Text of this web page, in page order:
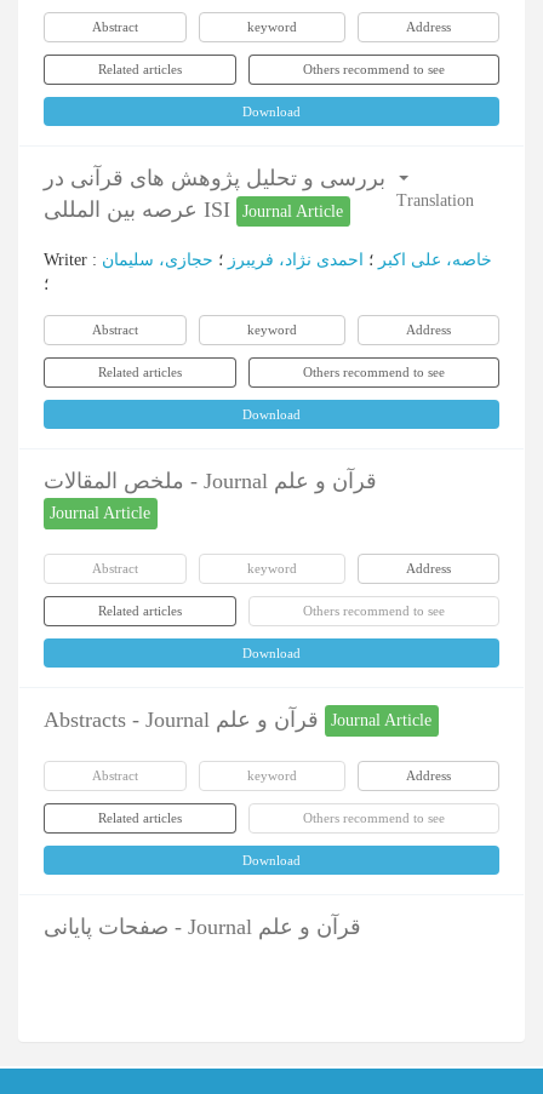
Abstract keyword Address
Related articles Others recommend to see
Download
بررسی و تحلیل پژوهش های قرآنی در
عرصه بین المللی ISI
Journal Article
Translation
Writer : خاصه، علی اکبر ؛ احمدی نژاد، فریبرز ؛ حجازی، سلیمان
؛
Abstract keyword Address
Related articles Others recommend to see
Download
ملخص المقالات - Journal قرآن و علم
Journal Article
Abstract keyword Address
Related articles Others recommend to see
Download
Journal Article
Abstract keyword Address
Related articles Others recommend to see
Download
صفحات پایانی - Journal قرآن و علم